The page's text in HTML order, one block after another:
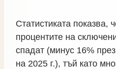
Статистиката показва,
процентите на
спадат (минус 16%
на 2025 г.), тъй като